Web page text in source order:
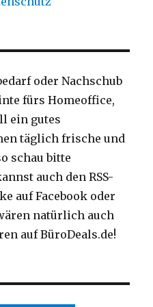
oder Nachschub
fürs Homeoffice,
ein gutes
täglich frische und
schau bitte
auch den RSS-
auf Facebook oder
natürlich auch
auf BüroDeals.de!